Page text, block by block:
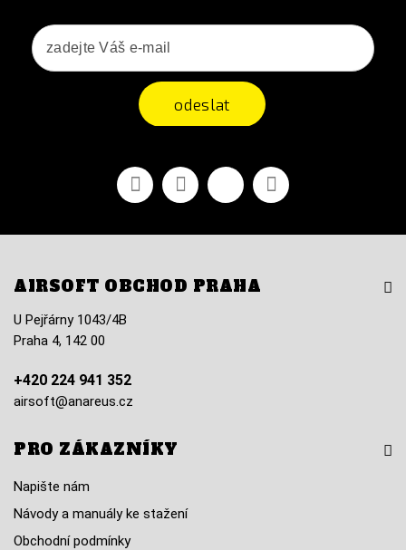
odeslat
FacebookYouTubeVimeo Instagram
AIRSOFT OBCHOD PRAHA
U Pejřárny 1043/4B
Praha 4, 142 00
+420 224 941 352
airsoft@anareus.cz
PRO ZÁKAZNÍKY
Napište nám
Návody a manuály ke stažení
Obchodní podmínky